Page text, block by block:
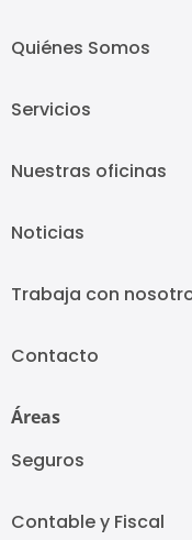
Quiénes Somos
Servicios
Nuestras oficinas
Noticias
Trabaja con
Contacto
Áreas
Seguros
Contable y Fiscal